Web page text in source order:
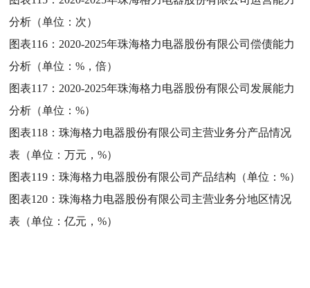
分析（单位：次）
图表116： 2020-2025年珠海格力电器股份有限公司偿债能力
分析（单位：%，倍）
图表117： 2020-2025年珠海格力电器股份有限公司发展能力
分析（单位：%）
图表118：珠海格力电器股份有限公司主营业务分产品情况
表（单位：万元，%）
图表119：珠海格力电器股份有限公司产品结构（单位：%）
图表120：珠海格力电器股份有限公司主营业务分地区情况
表（单位：亿元，%）